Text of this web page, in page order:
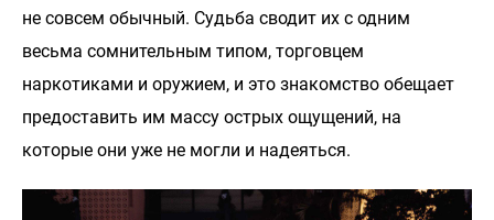
не совсем обычный. Судьба сводит их с одним
весьма сомнительным типом, торговцем
наркотиками и оружием, и это знакомство обещает
предоставить им массу острых ощущений, на
которые они уже не могли и надеяться.